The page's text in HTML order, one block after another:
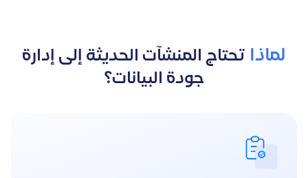
لماذا تحتاج المنشآت الحديثة إلى إدارة
جودة البيانات؟